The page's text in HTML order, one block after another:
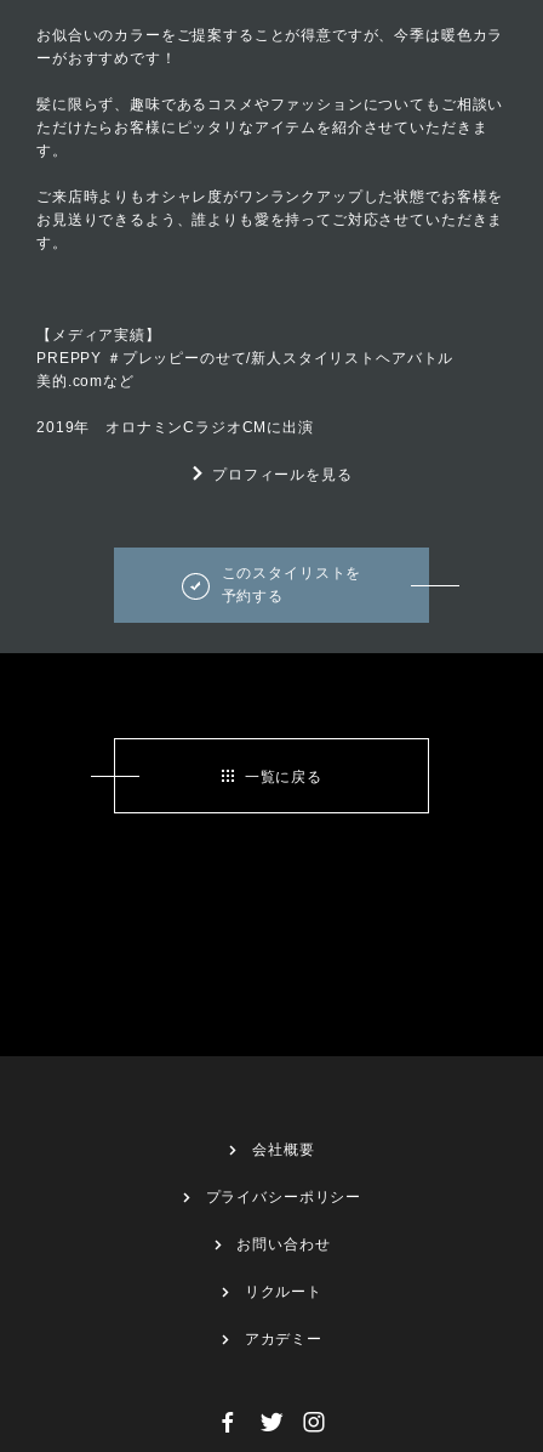
お似合いのカラーをご提案することが得意ですが、今季は暖色カラ
ーがおすすめです！
髪に限らず、趣味であるコスメやファッションについてもご相談い
ただけたらお客様にピッタリなアイテムを紹介させていただきま
す。
ご来店時よりもオシャレ度がワンランクアップした状態でお客様を
お見送りできるよう、誰よりも愛を持ってご対応させていただきま
す。
【メディア実績】
PREPPY ＃プレッピーのせて/新人スタイリストヘアバトル
美的.comなど
2019年 オロナミンCラジオCMに出演
プロフィールを見る
このスタイリストを
予約する
一覧に戻る
会社概要
プライバシーポリシー
お問い合わせ
リクルート
アカデミー